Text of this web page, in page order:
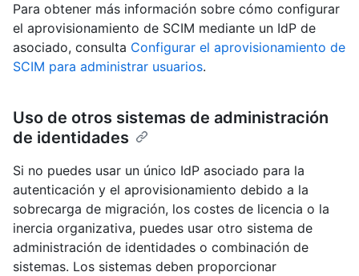
Para obtener más información sobre cómo configurar
el aprovisionamiento de SCIM mediante un IdP de
asociado, consulta Configurar el aprovisionamiento de
SCIM para administrar usuarios.
Uso de otros sistemas de administración
de identidades
Si no puedes usar un único IdP asociado para la
autenticación y el aprovisionamiento debido a la
sobrecarga de migración, los costes de licencia o la
inercia organizativa, puedes usar otro sistema de
administración de identidades o combinación de
sistemas. Los sistemas deben proporcionar